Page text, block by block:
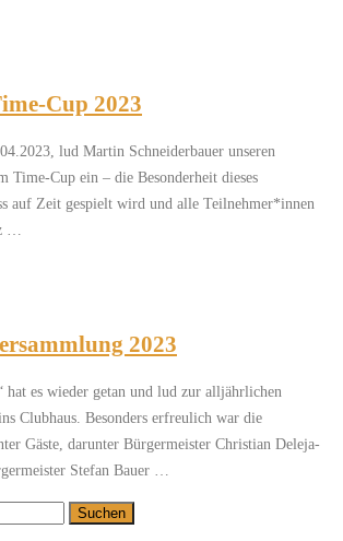
Cup 2023
lud Martin Schneiderbauer unseren
Time-Cup ein – die Besonderheit dieses
auf Zeit gespielt wird und alle Teilnehmer*innen
…
2023
hat es wieder getan und lud zur alljährlichen
Clubhaus. Besonders erfreulich war die
Gäste, darunter Bürgermeister Christian Deleja-
Stefan Bauer …